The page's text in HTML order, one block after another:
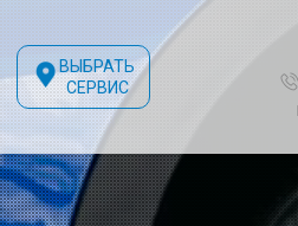
ВЫБРАТЬ
СЕРВИС